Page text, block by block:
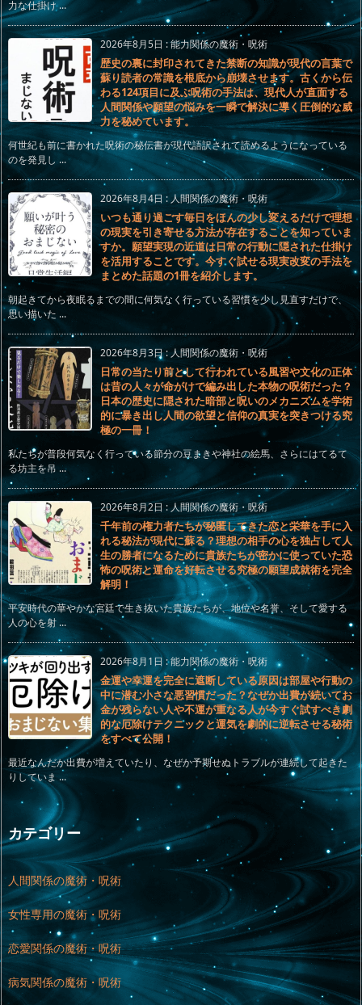
力な仕掛け ...
2026年8月5日 :能力関係の魔術・呪術
歴史の裏に封印されてきた禁断の知識が現代の言葉で
蘇り読者の常識を根底から崩壊させます。古くから伝
わる124項目に及ぶ呪術の手法は、現代人が直面する
人間関係や願望の悩みを一瞬で解決に導く圧倒的な威
力を秘めています。
何世紀も前に書かれた呪術の秘伝書が現代語訳されて読めるようになっている
のを発見し ...
2026年8月4日 : 人間関係の魔術・呪術
いつも通り過ごす毎日をほんの少し変えるだけで理想
の現実を引き寄せる方法が存在することを知っていま
すか。願望実現の近道は日常の行動に隠された仕掛け
を活用することです。今すぐ試せる現実改変の手法を
まとめた話題の1冊を紹介します。
朝起きてから夜眠るまでの間に何気なく行っている習慣を少し見直すだけで、
思い描いた ...
2026年8月3日:人間関係の魔術・呪術
日常の当たり前として行われている風習や文化の正体
は昔の人々が命がけで編み出した本物の呪術だった？
日本の歴史に隠された暗部と呪いのメカニズムを学術
的に暴き出し人間の欲望と信仰の真実を突きつける究
極の一冊！
私たちが普段何気なく行っている節分の豆まきや神社の絵馬、さらにはてるて
る坊主を吊 ...
2026年8月2日 : 人間関係の魔術・呪術
千年前の権力者たちが秘匿してきた恋と栄華を手に入
れる秘法が現代に蘇る？理想の相手の心を独占して人
生の勝者になるために貴族たちが密かに使っていた恐
怖の呪術と運命を好転させる究極の願望成就術を完全
解明！
平安時代の華やかな宮廷で生き抜いた貴族たちが、地位や名誉、そして愛する
人の心を射 ...
2026年8月1日:能力関係の魔術・呪術
金運や幸運を完全に遮断している原因は部屋や行動の
中に潜む小さな悪習慣だった？なぜか出費が続いてお
金が残らない人や不運が重なる人が今すぐ試すべき劇
的な厄除けテクニックと運気を劇的に逆転させる秘術
をすべて公開！
最近なんだか出費が増えていたり、なぜか予期せぬトラブルが連続して起きた
りしていま ...
カテゴリー
人間関係の魔術・呪術
女性専用の魔術・呪術
恋愛関係の魔術・呪術
病気関係の魔術・呪術